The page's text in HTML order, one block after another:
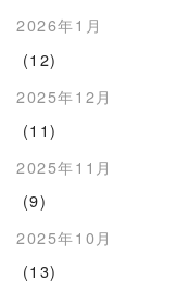
2026年1月
(12)
2025年12月
(11)
2025年11月
(9)
2025年10月
(13)